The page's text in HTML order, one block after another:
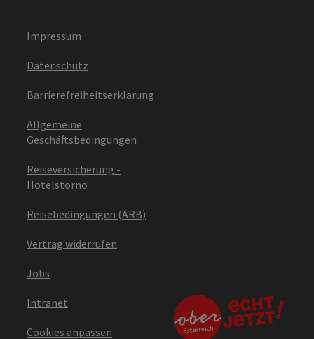
Impressum
Datenschutz
Barrierefreiheitserklärung
Allgemeine
Geschäftsbedingungen
Reiseversicherung -
Hotelstorno
Reisebedingungen (ARB)
Vertrag widerrufen
Jobs
Intranet
Cookies anpassen